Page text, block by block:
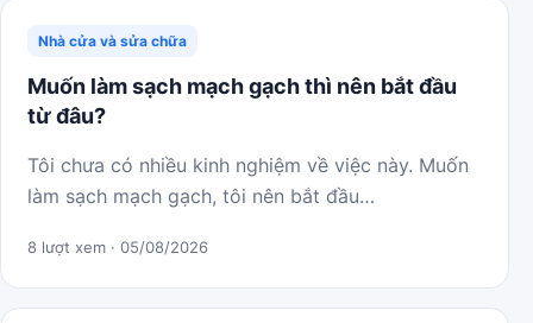
Nhà cửa và sửa chữa
Muốn làm sạch mạch gạch thì nên bắt đầu
từ đâu?
Tôi chưa có nhiều kinh nghiệm về việc này. Muốn
làm sạch mạch gạch, tôi nên bắt đầu…
8 lượt xem · 05/08/2026